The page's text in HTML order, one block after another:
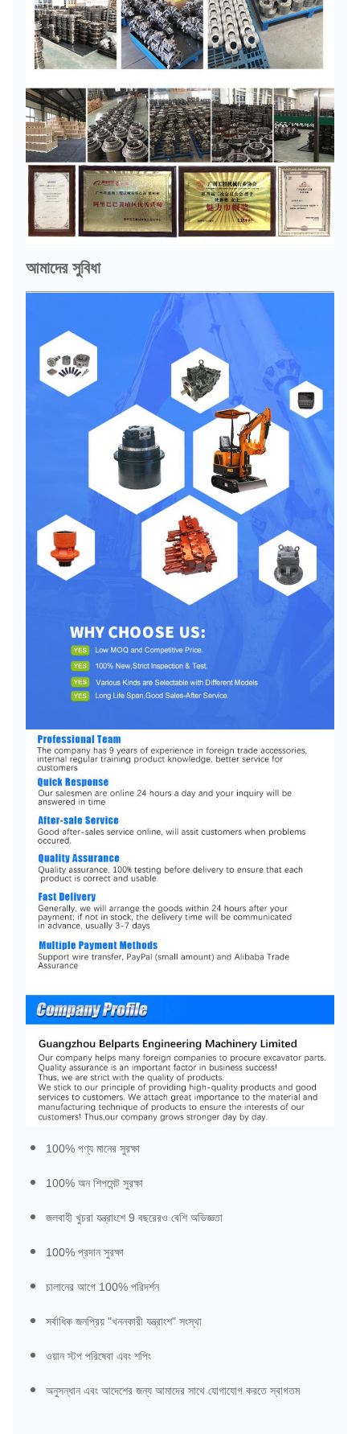
আমাদের সুবিধা
100% পণ্য মানের সুরক্ষা
100% অন শিপমেন্ট সুরক্ষা
জলবাহী খুচরা যন্ত্রাংশে 9 বছরেরও বেশি অভিজ্ঞতা
100% প্রদান সুরক্ষা
চালানের আগে 100% পরিদর্শন
সর্বাধিক জনপ্রিয় "খননকারী যন্ত্রাংশ" সংস্থা
ওয়ান স্টপ পরিষেবা এবং শপিং
অনুসন্ধান এবং আদেশের জন্য আমাদের সাথে যোগাযোগ করতে স্বাগতম